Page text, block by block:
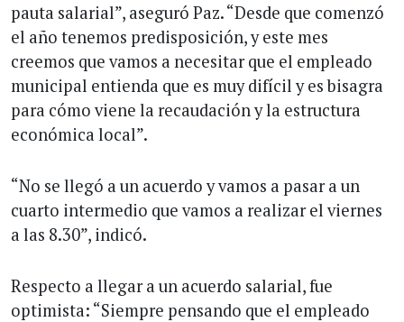
pauta salarial”, aseguró Paz. “Desde que comenzó
el año tenemos predisposición, y este mes
creemos que vamos a necesitar que el empleado
municipal entienda que es muy difícil y es bisagra
para cómo viene la recaudación y la estructura
económica local”.
“No se llegó a un acuerdo y vamos a pasar a un
cuarto intermedio que vamos a realizar el viernes
a las 8.30”, indicó.
Respecto a llegar a un acuerdo salarial, fue
optimista: “Siempre pensando que el empleado